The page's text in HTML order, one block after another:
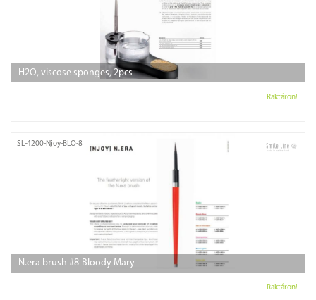
H2O, viscose sponges, 2pcs
Raktáron!
SL-4200-Njoy-BLO-8
N.era brush #8-Bloody Mary
Raktáron!